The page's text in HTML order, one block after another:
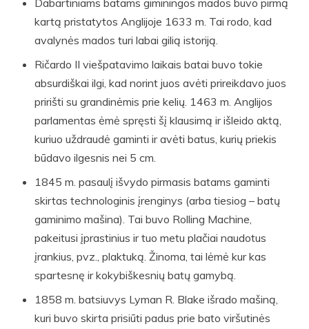
kartą pristatytos Anglijoje 1633 m. Tai rodo, kad
avalynės mados turi labai gilią istoriją.
Ričardo II viešpatavimo laikais batai buvo tokie
absurdiškai ilgi, kad norint juos avėti prireikdavo juos
pririšti su grandinėmis prie kelių. 1463 m. Anglijos
parlamentas ėmė spręsti šį klausimą ir išleido aktą,
kuriuo uždraudė gaminti ir avėti batus, kurių priekis
būdavo ilgesnis nei 5 cm.
1845 m. pasaulį išvydo pirmasis batams gaminti
skirtas technologinis įrenginys (arba tiesiog – batų
gaminimo mašina). Tai buvo Rolling Machine,
pakeitusi įprastinius ir tuo metu plačiai naudotus
įrankius, pvz., plaktuką. Žinoma, tai lėmė kur kas
spartesnę ir kokybiškesnių batų gamybą.
1858 m. batsiuvys Lyman R. Blake išrado mašiną,
kuri buvo skirta prisiūti padus prie bato viršutinės